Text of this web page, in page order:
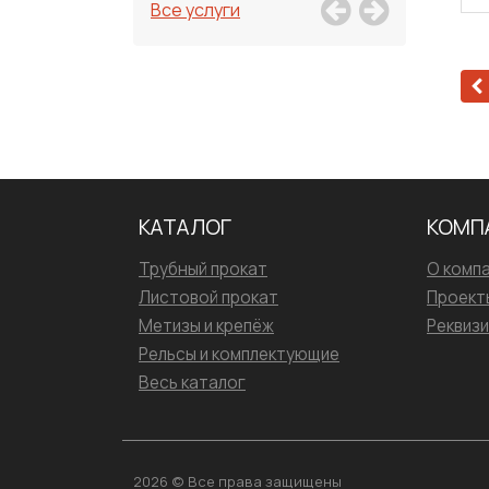
Все услуги
КАТАЛОГ
Трубный прокат
Листовой прокат
Метизы и крепёж
Рельсы и комплектующие
Весь каталог
О
2026 © Все права защищены